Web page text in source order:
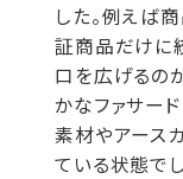
した。例えば
証商品だけに
口を広げるの
かなファサー
素材やアース
ている状態でし